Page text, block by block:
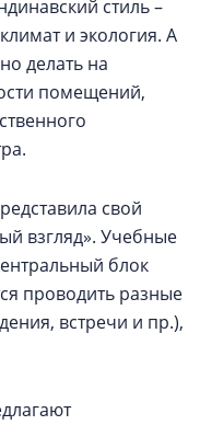
стиль –
и экология. А
делать на
помещений,
свой
взгляд». Учебные
блок
проводить разные
встречи и пр.),